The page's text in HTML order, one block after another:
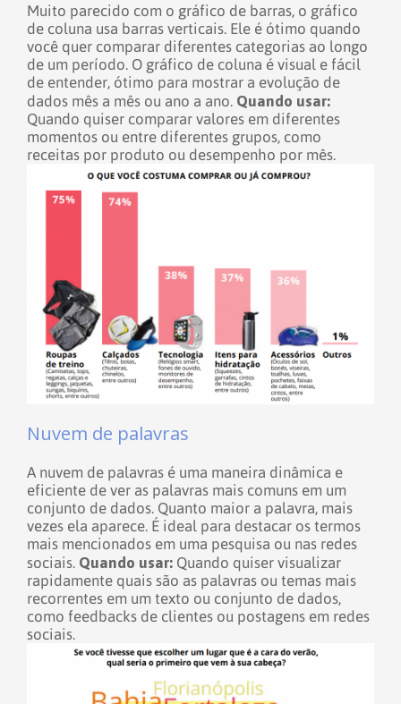
Muito parecido com o gráfico de barras, o gráfico
de coluna usa barras verticais. Ele é ótimo quando
você quer comparar diferentes categorias ao longo
de um período. O gráfico de coluna é visual e fácil
de entender, ótimo para mostrar a evolução de
dados mês a mês ou ano a ano. Quando usar:
Quando quiser comparar valores em diferentes
momentos ou entre diferentes grupos, como
receitas por produto ou desempenho por mês.
Nuvem de palavras
A nuvem de palavras é uma maneira dinâmica e
eficiente de ver as palavras mais comuns em um
conjunto de dados. Quanto maior a palavra, mais
vezes ela aparece. É ideal para destacar os termos
mais mencionados em uma pesquisa ou nas redes
sociais. Quando usar: Quando quiser visualizar
rapidamente quais são as palavras ou temas mais
recorrentes em um texto ou conjunto de dados,
como feedbacks de clientes ou postagens em redes
sociais.